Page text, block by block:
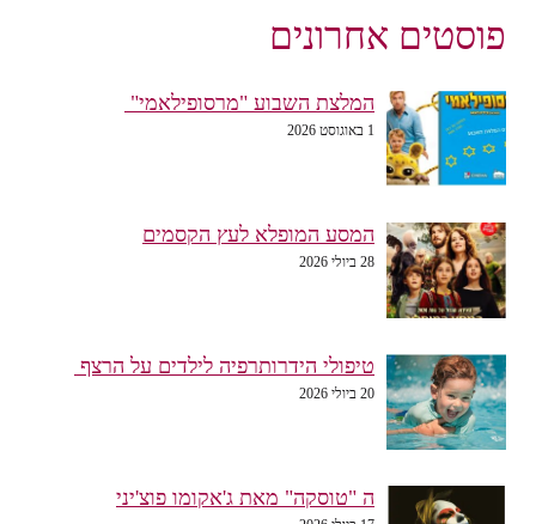
פוסטים אחרונים
המלצת השבוע "מרסופילאמי"
1 באוגוסט 2026
המסע המופלא לעץ הקסמים
28 ביולי 2026
טיפולי הידרותרפיה לילדים על הרצף
20 ביולי 2026
ה "טוסקה" מאת ג'אקומו פוצ'יני